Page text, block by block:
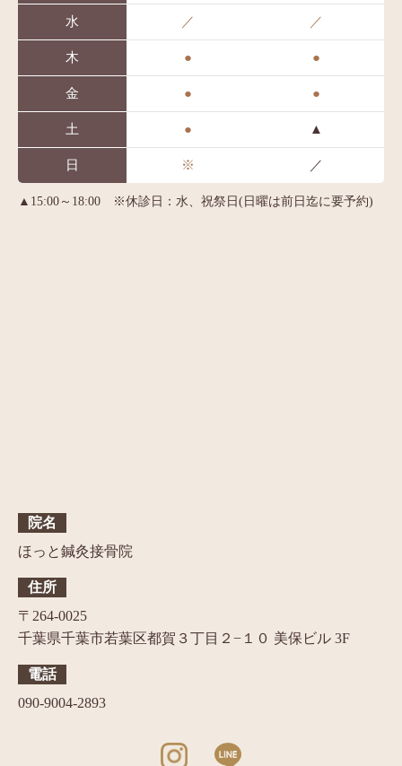
水 ／ ／
木 ● ●
金 ● ●
土 ● ▲
日 ※ ／
▲15:00～18:00 ※休診日：水、祝祭日(日曜は前日迄に要予約)
院名
ほっと鍼灸接骨院
住所
〒264-0025
千葉県千葉市若葉区都賀３丁目２−１０ 美保ビル 3F
電話
090-9004-2893